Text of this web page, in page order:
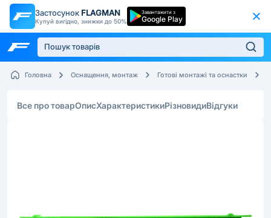
Застосунок FLAGMAN
Купуй вигідно, знижки до 50%
Завантажити з
Google Play
Головна Оснащення, монтаж Готові монтажі та оснастки
Все про товарОписХарактеристикиРізновидиВідгуки